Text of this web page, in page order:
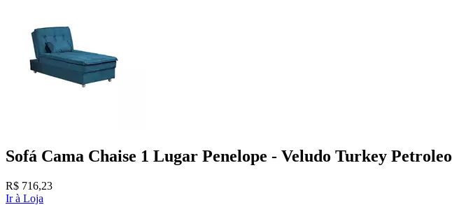
Sofá Cama Chaise 1 Lugar Penelope - Veludo Turkey Petroleo
R$ 716,23
Ir à Loja